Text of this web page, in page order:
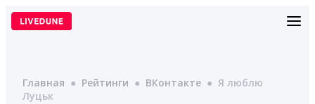
Перейти
Главная ● Рейтинги ● ВКонтакте ● Я люблю
Луцьк